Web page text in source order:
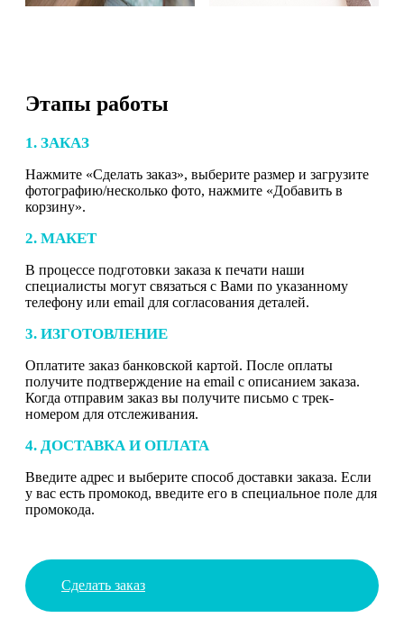
Этапы работы
1. ЗАКАЗ
Нажмите «Сделать заказ», выберите размер и загрузите
фотографию/несколько фото, нажмите «Добавить в
корзину».
2. МАКЕТ
В процессе подготовки заказа к печати наши
специалисты могут связаться с Вами по указанному
телефону или email для согласования деталей.
3. ИЗГОТОВЛЕНИЕ
Оплатите заказ банковской картой. После оплаты
получите подтверждение на email с описанием заказа.
Когда отправим заказ вы получите письмо с трек-
номером для отслеживания.
4. ДОСТАВКА И ОПЛАТА
Введите адрес и выберите способ доставки заказа. Если
у вас есть промокод, введите его в специальное поле для
промокода.
Сделать заказ